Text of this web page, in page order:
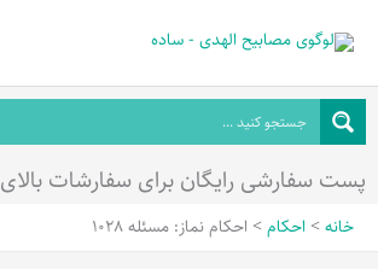
محتوا
پست سفارشی رایگان برای سفارشات بالای ۳۰۰.۰۰۰ تومان
خانه احکام احکام نماز: مسئله 1028